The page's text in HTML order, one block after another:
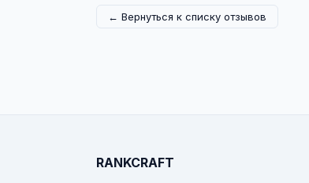
← Вернуться к списку отзывов
RANKCRAFT